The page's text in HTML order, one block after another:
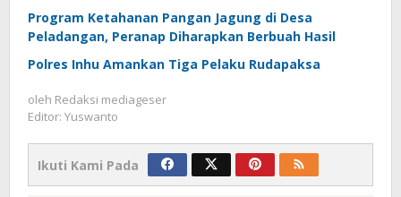
Program Ketahanan Pangan Jagung di Desa
Peladangan, Peranap Diharapkan Berbuah Hasil
Polres Inhu Amankan Tiga Pelaku Rudapaksa
oleh Redaksi mediageser
Editor: Yuswanto
Ikuti Kami Pada